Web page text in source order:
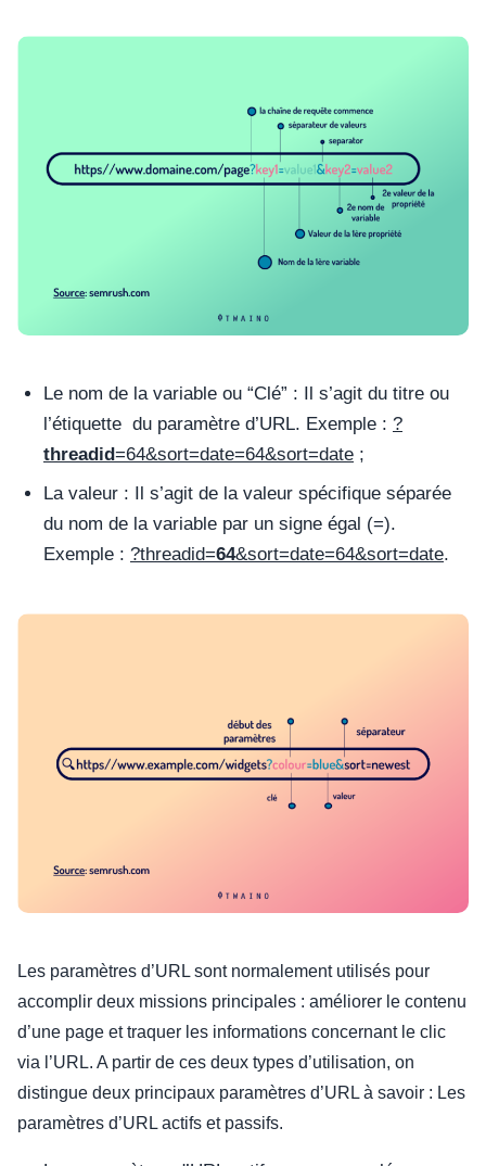
Le nom de la variable ou “Clé” : Il s’agit du titre ou
l’étiquette du paramètre d’URL. Exemple : ?
threadid=64&sort=date=64&sort=date ;
La valeur : Il s’agit de la valeur spécifique séparée
du nom de la variable par un signe égal (=).
Exemple : ?threadid=64&sort=date=64&sort=date.
Les paramètres d’URL sont normalement utilisés pour
accomplir deux missions principales : améliorer le contenu
d’une page et traquer les informations concernant le clic
via l’URL. A partir de ces deux types d’utilisation, on
distingue deux principaux paramètres d’URL à savoir : Les
paramètres d’URL actifs et passifs.